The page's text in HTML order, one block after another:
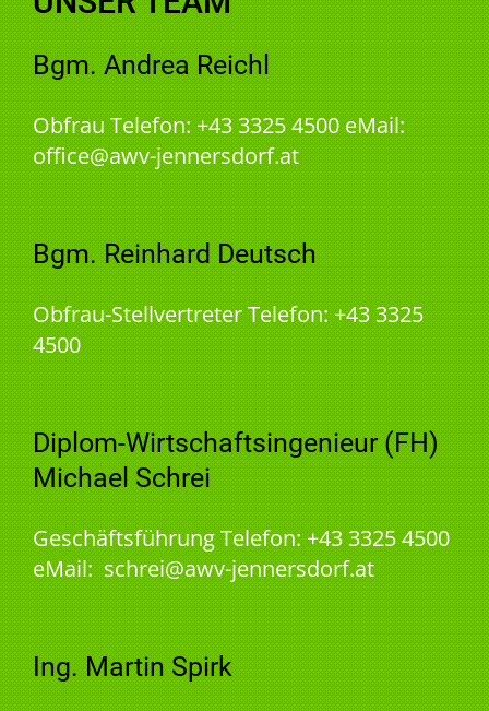
Bgm. Andrea Reichl
Obfrau Telefon: +43 3325 4500 eMail:
office@awv-jennersdorf.at
Bgm. Reinhard Deutsch
Obfrau-Stellvertreter Telefon: +43 3325
4500
Diplom-Wirtschaftsingenieur (FH)
Michael Schrei
Geschäftsführung Telefon: +43 3325 4500
eMail: schrei@awv-jennersdorf.at
Ing. Martin Spirk